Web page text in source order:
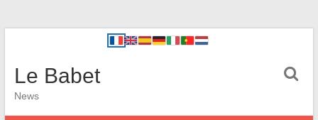
Le Babet
News